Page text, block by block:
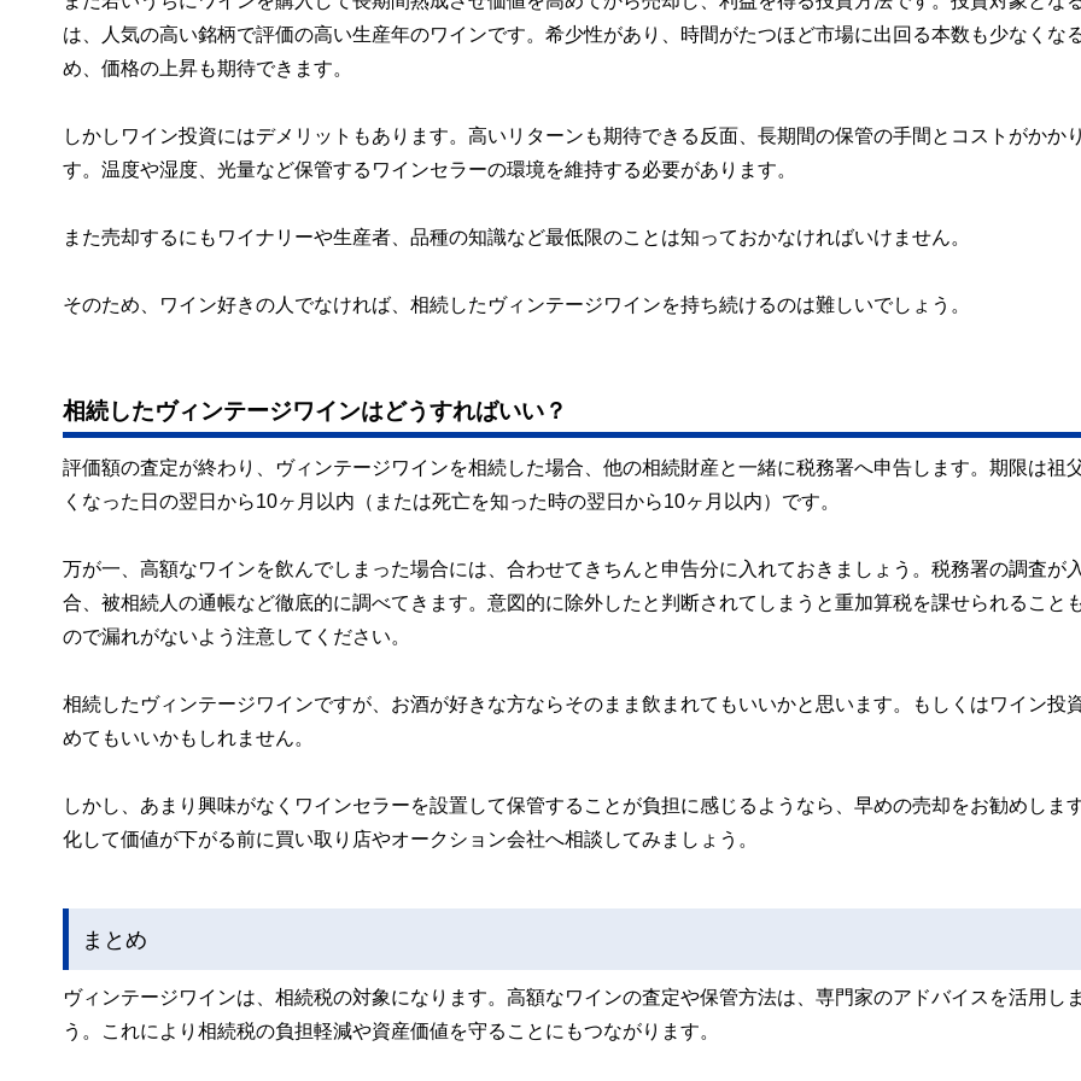
は、人気の高い銘柄で評価の高い生産年のワインです。希少性があり、時間がたつほど市場に出回る本数も少なくな
め、価格の上昇も期待できます。
しかしワイン投資にはデメリットもあります。高いリターンも期待できる反面、長期間の保管の手間とコストがかか
す。温度や湿度、光量など保管するワインセラーの環境を維持する必要があります。
また売却するにもワイナリーや生産者、品種の知識など最低限のことは知っておかなければいけません。
そのため、ワイン好きの人でなければ、相続したヴィンテージワインを持ち続けるのは難しいでしょう。
相続したヴィンテージワインはどうすればいい？
評価額の査定が終わり、ヴィンテージワインを相続した場合、他の相続財産と一緒に税務署へ申告します。期限は祖
くなった日の翌日から10ヶ月以内（または死亡を知った時の翌日から10ヶ月以内）です。
万が一、高額なワインを飲んでしまった場合には、合わせてきちんと申告分に入れておきましょう。税務署の調査が
合、被相続人の通帳など徹底的に調べてきます。意図的に除外したと判断されてしまうと重加算税を課せられること
ので漏れがないよう注意してください。
相続したヴィンテージワインですが、お酒が好きな方ならそのまま飲まれてもいいかと思います。もしくはワイン投
めてもいいかもしれません。
しかし、あまり興味がなくワインセラーを設置して保管することが負担に感じるようなら、早めの売却をお勧めしま
化して価値が下がる前に買い取り店やオークション会社へ相談してみましょう。
まとめ
ヴィンテージワインは、相続税の対象になります。高額なワインの査定や保管方法は、専門家のアドバイスを活用し
う。これにより相続税の負担軽減や資産価値を守ることにもつながります。